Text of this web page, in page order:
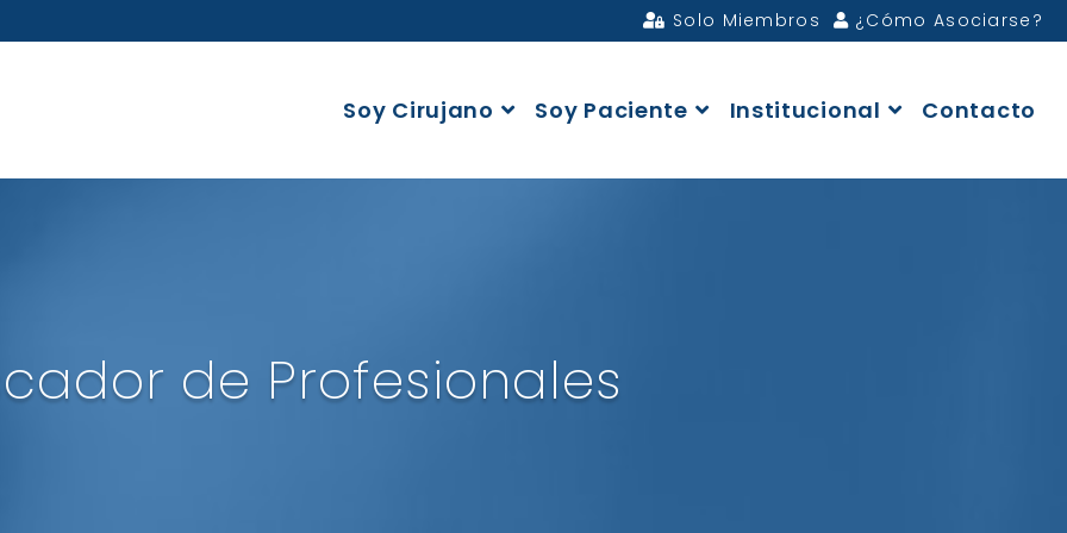
Solo Miembros ¿Cómo Asociarse?
Soy Cirujano Soy Paciente Institucional Contacto
de Profesionales